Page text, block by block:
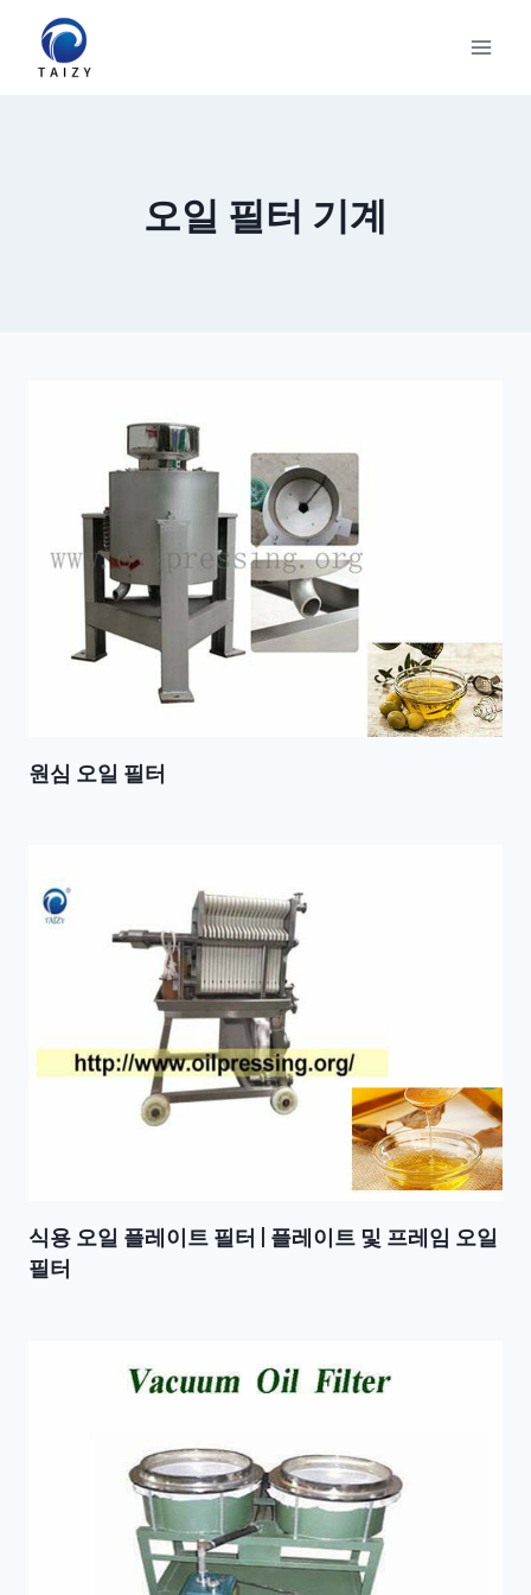
content
오일 필터 기계
원심 오일 필터
식용 오일 플레이트 필터 | 플레이트 및 프레임 오일
필터